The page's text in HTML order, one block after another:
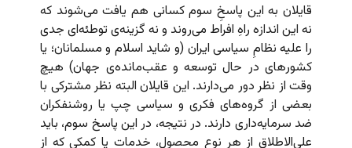
قایلان به این پاسخِ سوم کسانی هم یافت می‌شوند که
نه این اندازه راهِ افراط می‌روند و نه گزینه‌ی توطئه‌ای جدی
را علیه نظامِ سیاسی ایران (و شاید اسلام و مسلمانان؛ یا
کشورهای در حال توسعه و عقب‌مانده‌ی جهان) هیچ
وقت از نظر دور می‌دارند. این قایلان البته نظر مشترکی با
بعضی از گروه‌های فکری و سیاسی چپ یا روشنفکران
ضد سرمایه‌داری دارند. در نتیجه، در این پاسخ سوم، باید
علی‌الاطلاق از هر نوع محصول، خدمات یا کمکی که از